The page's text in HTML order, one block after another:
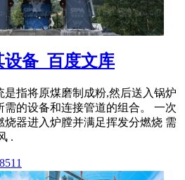
备_百度文库
是指将原煤磨制成粉,然后送入锅炉
需的设备和连接管道的组合。 一次
烧器进入炉膛并满足挥发分燃烧 需
.